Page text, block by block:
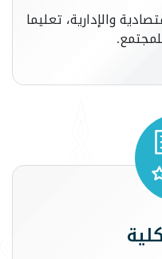
والإدارية، تعليما